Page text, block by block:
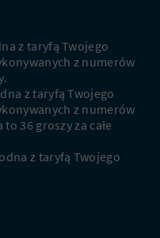
z taryfą Twojego
z numerów
z taryfą Twojego
z numerów
36 groszy za całe
z taryfą Twojego
ofertę do Twojej